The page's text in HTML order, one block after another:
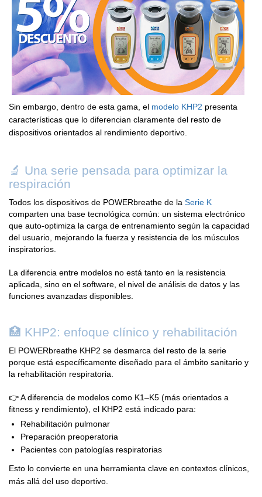
Sin embargo, dentro de esta gama, el modelo KHP2 presenta
características que lo diferencian claramente del resto de
dispositivos orientados al rendimiento deportivo.
🔬 Una serie pensada para optimizar la
respiración
Todos los dispositivos de POWERbreathe de la Serie K
comparten una base tecnológica común: un sistema electrónico
que auto-optimiza la carga de entrenamiento según la capacidad
del usuario, mejorando la fuerza y resistencia de los músculos
inspiratorios.
La diferencia entre modelos no está tanto en la resistencia
aplicada, sino en el software, el nivel de análisis de datos y las
funciones avanzadas disponibles.
🏥 KHP2: enfoque clínico y rehabilitación
El POWERbreathe KHP2 se desmarca del resto de la serie
porque está específicamente diseñado para el ámbito sanitario y
la rehabilitación respiratoria.
👉 A diferencia de modelos como K1–K5 (más orientados a
fitness y rendimiento), el KHP2 está indicado para:
Rehabilitación pulmonar
Preparación preoperatoria
Pacientes con patologías respiratorias
Esto lo convierte en una herramienta clave en contextos clínicos,
más allá del uso deportivo.